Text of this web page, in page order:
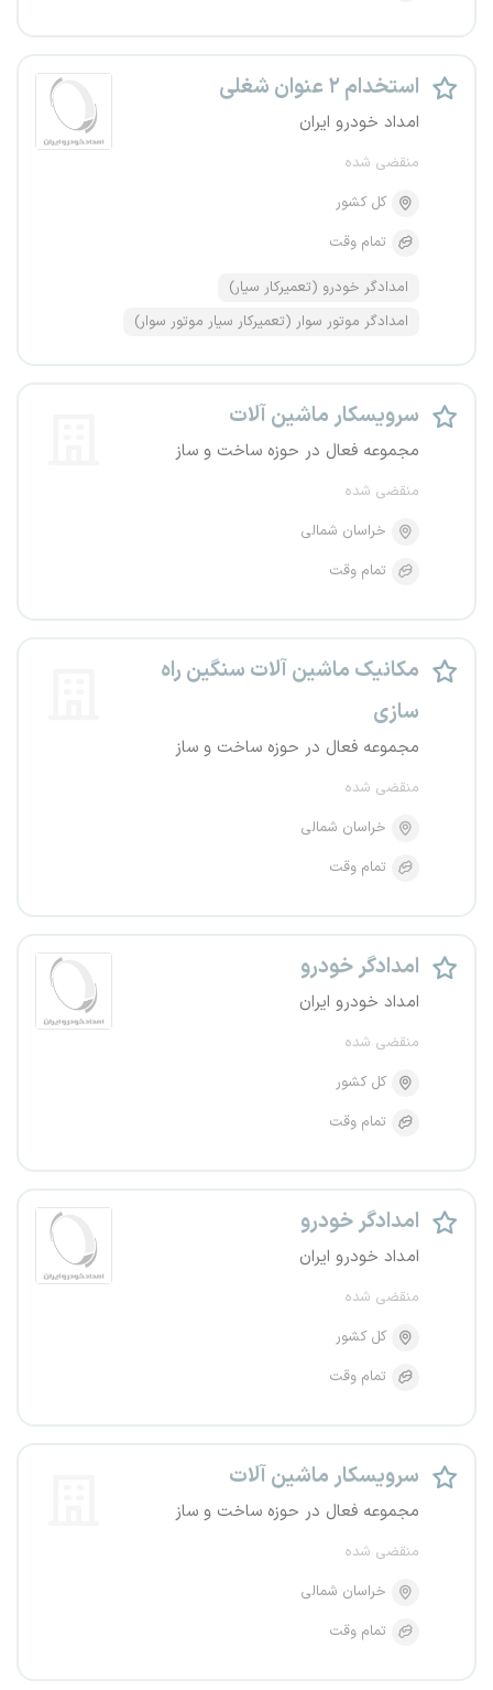
استخدام ۲ عنوان شغلی
امداد خودرو ایران
منقضی شده
کل کشور
تمام وقت
امدادگر خودرو (تعمیرکار سیار)
امدادگر موتور سوار (تعمیرکار سیار موتور سوار)
سرویسکار ماشین آلات
مجموعه فعال در حوزه ساخت و ساز
منقضی شده
خراسان شمالی
تمام وقت
مکانیک ماشین آلات سنگین راه
سازی
مجموعه فعال در حوزه ساخت و ساز
منقضی شده
خراسان شمالی
تمام وقت
امدادگر خودرو
امداد خودرو ایران
منقضی شده
کل کشور
تمام وقت
امدادگر خودرو
امداد خودرو ایران
منقضی شده
کل کشور
تمام وقت
سرویسکار ماشین آلات
مجموعه فعال در حوزه ساخت و ساز
منقضی شده
خراسان شمالی
تمام وقت